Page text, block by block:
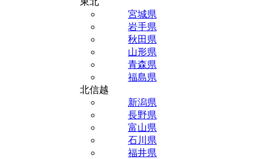
宮城県
岩手県
秋田県
山形県
青森県
福島県
北信越
新潟県
長野県
富山県
石川県
福井県